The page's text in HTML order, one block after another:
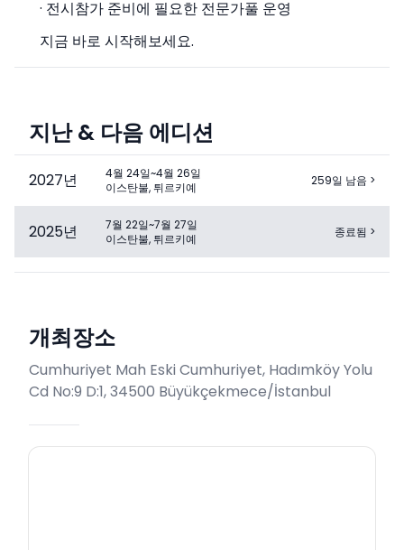
· 전시참가 준비에 필요한 전문가풀 운영
지금 바로 시작해보세요.
지난 & 다음 에디션
2027년
4월 24일~4월 26일
이스탄불, 튀르키예
259일 남음 >
2025년
7월 22일~7월 27일
이스탄불, 튀르키예
종료됨 >
개최장소
Cumhuriyet Mah Eski Cumhuriyet, Hadımköy Yolu
Cd No:9 D:1, 34500 Büyükçekmece/İstanbul